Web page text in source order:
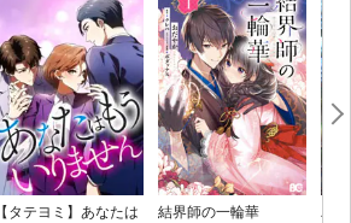
【タテヨミ】あなたは
結界師の一輪華
バ